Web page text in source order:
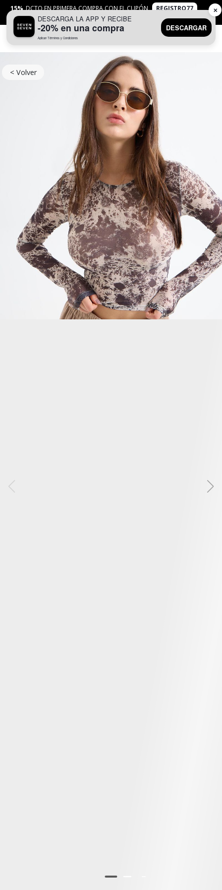
15% DCTO EN PRIMERA COMPRA CON EL CUPÓN
REGISTRO77
APLICANTYC
< Volver
DESCARGA LA APP Y RECIBE
-20% en una compra
Aplican Términos y Condiciones
DESCARGAR
✕